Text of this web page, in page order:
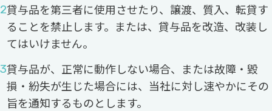
貸与品を第三者に使用させたり、譲渡、質入、転貸す
ることを禁止します。または、貸与品を改造、改装し
てはいけません。
貸与品が、正常に動作しない場合、または故障・毀
損・紛失が生じた場合には、当社に対し速やかにその
旨を通知するものとします。